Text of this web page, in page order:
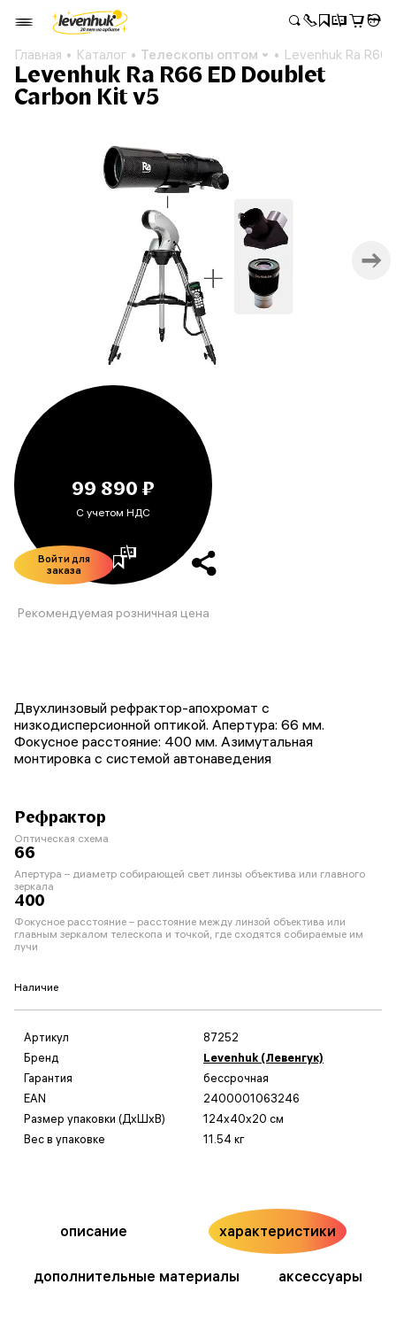
Главная Каталог Телескопы оптом Levenhuk Ra R66
Levenhuk Ra R66 ED Doublet
Carbon Kit v5
99 890 ₽
С учетом НДС
Войти для
заказа
Рекомендуемая розничная цена
Двухлинзовый рефрактор-апохромат с
низкодисперсионной оптикой. Апертура: 66 мм.
Фокусное расстояние: 400 мм. Азимутальная
монтировка с системой автонаведения
Рефрактор
Оптическая схема
66
Апертура – диаметр собирающей свет линзы объектива или главного
зеркала
400
Фокусное расстояние – расстояние между линзой объектива или
главным зеркалом телескопа и точкой, где сходятся собираемые им
лучи
Наличие
Артикул
87252
Бренд
Levenhuk (Левенгук)
Гарантия
бессрочная
EAN
2400001063246
Размер упаковки (ДxШxВ)
124x40x20 см
Вес в упаковке
11.54 кг
описание характеристики
дополнительные материалы аксессуары